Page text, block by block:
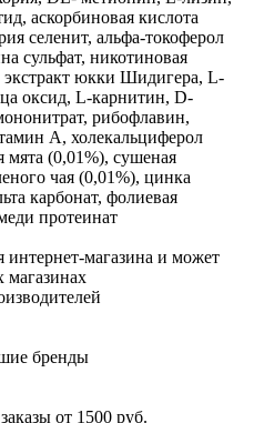
аскорбиновая кислота
селенит, альфа-токоферол
сульфат, никотиновая
экстракт юкки Шидигера, L-
оксид, L-карнитин, D-
рибофлавин,
А, холекальциферол
(0,01%), сушеная
чая (0,01%), цинка
карбонат, фолиевая
протеинат
интернет-магазина и может
магазинах